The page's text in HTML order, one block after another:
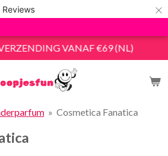
Reviews ×
VANAF €69 (NL)
» Cosmetica Fanatica